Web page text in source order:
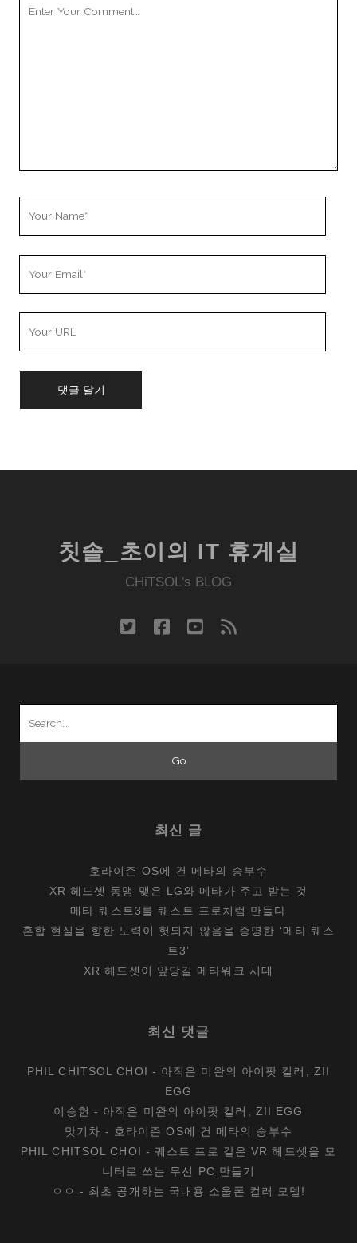
칫솔_초이의 IT 휴게실
CHiTSOL's BLOG
twitter facebook
youtube
rss
최신 글
호라이즌 OS에 건 메타의 승부수
XR 헤드셋 동맹 맺은 LG와 메타가 주고 받는 것
메타 퀘스트3를 퀘스트 프로처럼 만들다
혼합 현실을 향한 노력이 헛되지 않음을 증명한 ‘메타 퀘스
트3’
XR 헤드셋이 앞당길 메타워크 시대
최신 댓글
PHIL CHITSOL CHOI - 아직은 미완의 아이팟 킬러, ZII
EGG
이승헌 - 아직은 미완의 아이팟 킬러, ZII EGG
맛기차 - 호라이즌 OS에 건 메타의 승부수
PHIL CHITSOL CHOI -퀘스트 프로 같은 VR 헤드셋을 모
니터로 쓰는 무선 PC 만들기
ㅇㅇ - 최초 공개하는 국내용 소울폰 컬러 모델!